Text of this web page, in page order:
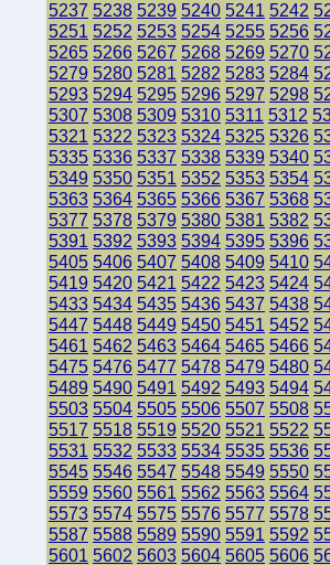
5237 5238 5239 5240 5241 5242
5251 5252 5253 5254 5255 5256
5265 5266 5267 5268 5269 5270
5279 5280 5281 5282 5283 5284
5293 5294 5295 5296 5297 5298
5307 5308 5309 5310 5311 5312
5321 5322 5323 5324 5325 5326
5335 5336 5337 5338 5339 5340
5349 5350 5351 5352 5353 5354
5363 5364 5365 5366 5367 5368
5377 5378 5379 5380 5381 5382
5391 5392 5393 5394 5395 5396
5405 5406 5407 5408 5409 5410
5419 5420 5421 5422 5423 5424
5433 5434 5435 5436 5437 5438
5447 5448 5449 5450 5451 5452
5461 5462 5463 5464 5465 5466
5475 5476 5477 5478 5479 5480
5489 5490 5491 5492 5493 5494
5503 5504 5505 5506 5507 5508
5517 5518 5519 5520 5521 5522
5531 5532 5533 5534 5535 5536
5545 5546 5547 5548 5549 5550
5559 5560 5561 5562 5563 5564
5573 5574 5575 5576 5577 5578
5587 5588 5589 5590 5591 5592
5601 5602 5603 5604 5605 5606